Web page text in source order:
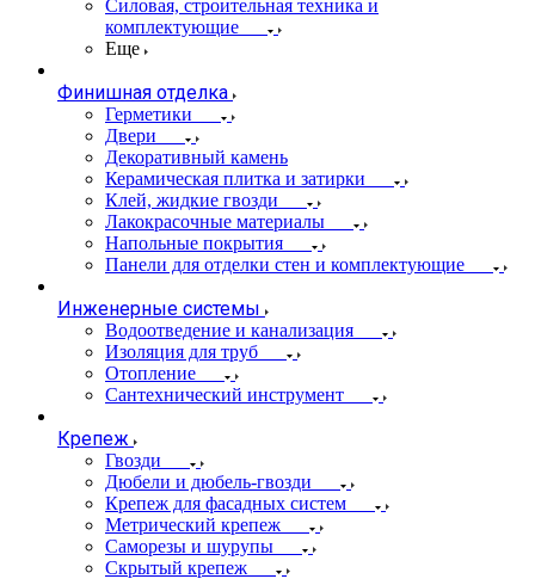
Силовая, строительная техника и
комплектующие
Еще
Финишная отделка
Герметики
Двери
Декоративный камень
Керамическая плитка и затирки
Клей, жидкие гвозди
Лакокрасочные материалы
Напольные покрытия
Панели для отделки стен и комплектующие
Инженерные системы
Водоотведение и канализация
Изоляция для труб
Отопление
Сантехнический инструмент
Крепеж
Гвозди
Дюбели и дюбель-гвозди
Крепеж для фасадных систем
Метрический крепеж
Саморезы и шурупы
Скрытый крепеж